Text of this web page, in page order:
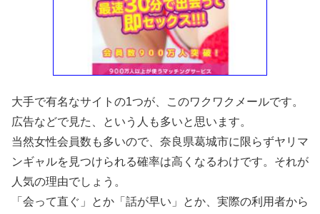
大手で有名なサイトの1つが、このワクワクメールです。
広告などで見た、という人も多いと思います。
当然女性会員数も多いので、奈良県葛城市に限らずヤリマ
ンギャルを見つけられる確率は高くなるわけです。それが
人気の理由でしょう。
「会って直ぐ」とか「話が早い」とか、実際の利用者から